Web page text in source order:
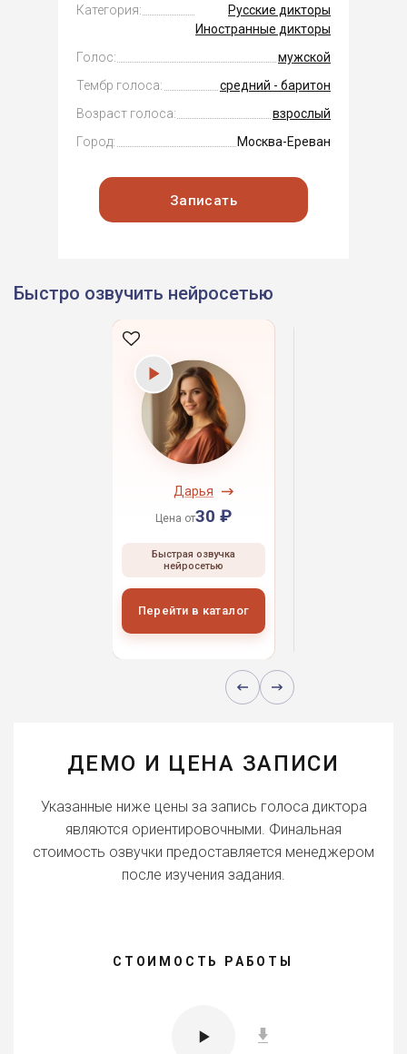
Категория:
Русские дикторы
Иностранные дикторы
Голос:
мужской
Тембр голоса:
средний - баритон
Возраст голоса:
взрослый
Город:
Москва-Ереван
Записать
Быстро озвучить нейросетью
Дарья
Цена от30 ₽
Быстрая озвучка
нейросетью
Перейти в каталог
ДЕМО И ЦЕНА ЗАПИСИ
Указанные ниже цены за запись голоса диктора
являются ориентировочными. Финальная
стоимость озвучки предоставляется менеджером
после изучения задания.
СТОИМОСТЬ РАБОТЫ